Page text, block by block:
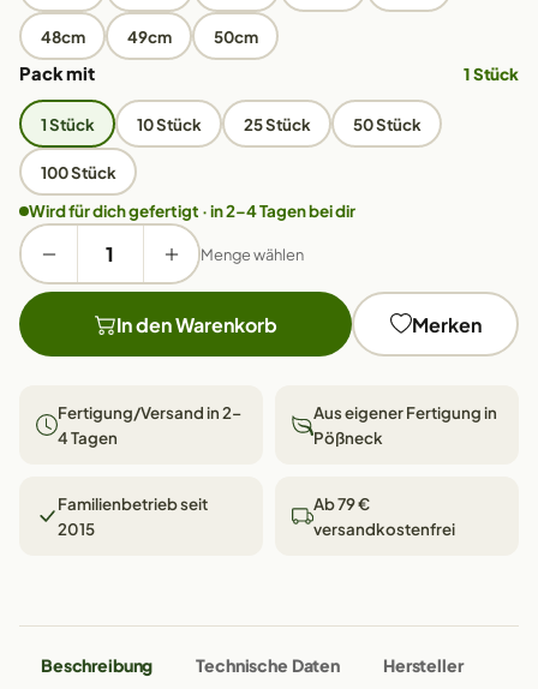
48cm 49cm 50cm
Pack mit 1 Stück
1 Stück 10 Stück 25 Stück 50 Stück
100 Stück
Wird für dich gefertigt · in 2–4 Tagen bei dir
Menge wählen
In den Warenkorb Merken
Fertigung/Versand in 2–
4 Tagen
Aus eigener Fertigung in
Pößneck
Familienbetrieb seit
2015
Ab 79 €
versandkostenfrei
Beschreibung Technische Daten Hersteller